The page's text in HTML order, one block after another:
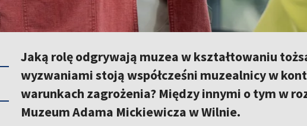
Jaką rolę odgrywają muzea w kształtowaniu
wyzwaniami stoją współcześni muzealnicy w
warunkach zagrożenia? Między innymi o tym w
Muzeum Adama Mickiewicza w Wilnie.